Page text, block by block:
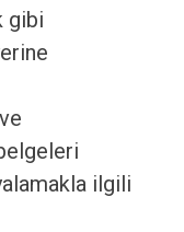
gibi
ilgili